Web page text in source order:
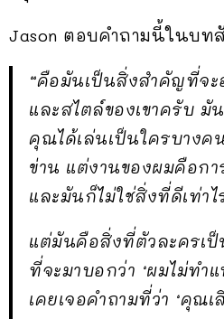
Jason ตอบคำถามนี้ในบท
“คือมันเป็นสิ่งสำคัญที่จะ
และสไตล์ของเขาครับ มั
คุณได้เล่นเป็นใครบางค
ข่าน แต่งานของผมคือก
และมันก็ไม่ใช่สิ่งที่ดีเท่าไ
แต่มันคือสิ่งที่ตัวละครเป็
ที่จะมาบอกว่า ‘ผมไม่ทำ
เคยเจอคำถามที่ว่า ‘คุณ